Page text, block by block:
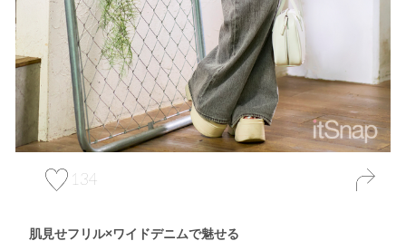
134
肌見せフリル×ワイドデニムで魅せる